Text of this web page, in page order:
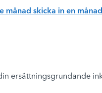
månad skicka in en
ersättningsgrundande